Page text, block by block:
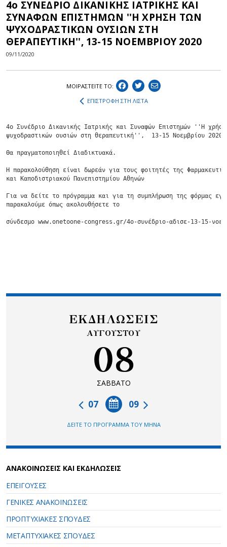
4ο ΣΥΝΕΔΡΙΟ ΔΙΚΑΝΙΚΗΣ ΙΑΤΡΙΚΗΣ ΚΑΙ
ΣΥΝΑΦΩΝ ΕΠΙΣΤΗΜΩΝ ''Η ΧΡΗΣΗ ΤΩΝ
ΨΥΧΟΔΡΑΣΤΙΚΩΝ ΟΥΣΙΩΝ ΣΤΗ
ΘΕΡΑΠΕΥΤΙΚΗ'', 13-15 ΝΟΕΜΒΡΙΟΥ 2020
09/11/2020
ΜΟΙΡΑΣΤEIΤΕ ΤΟ:
ΕΠΙΣΤΡΟΦΗ ΣΤΗ ΛΙΣΤΑ
4ο Συνέδριο Δικανικής Ιατρικής και Συναφών Επιστημών ''Η
ψυχοδραστικών ουσιών στη θεραπευτική'',  13-15 Νοεμβρίου 2020
Θα πραγματοποιηθεί Διαδικτυακά.
Η παρακολούθηση είναι δωρεάν για τους φοιτητές της
και Καποδιστριακού Πανεπιστημίου Αθηνών
Για να δείτε το πρόγραμμα και για τη συμπλήρωση της φόρμας
παρακαλούμε όπως ακολουθήσετε το
ΕΚΔΗΛΩΣΕΙΣ
ΑΥΓΟΥΣΤΟΥ
08
ΣΑΒΒΑΤΟ
09
07
ΔΕΙΤΕ ΤΟ ΠΡΟΓΡΑΜΜΑ ΤΟΥ ΜΗΝΑ
ΑΝΑΚΟΙΝΩΣΕΙΣ ΚΑΙ ΕΚΔΗΛΩΣΕΙΣ
ΕΠΕΙΓΟΥΣΕΣ
ΓΕΝΙΚΕΣ ΑΝΑΚΟΙΝΩΣΕΙΣ
ΠΡΟΠΤΥΧΙΑΚΕΣ ΣΠΟΥΔΕΣ
ΜΕΤΑΠΤΥΧΙΑΚΕΣ ΣΠΟΥΔΕΣ